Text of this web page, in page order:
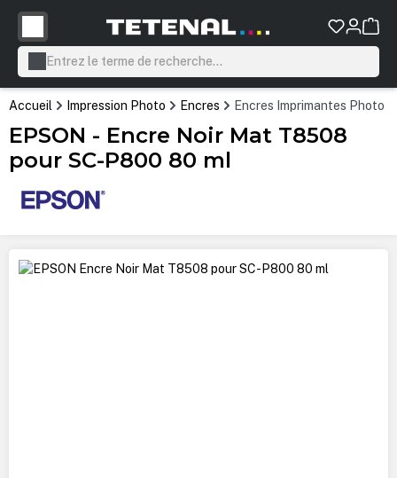
principal
Accueil Impression Photo Encres Encres Imprimantes Photo
EPSON - Encre Noir Mat T8508
pour SC-P800 80 ml
Ignorer la galerie d'images